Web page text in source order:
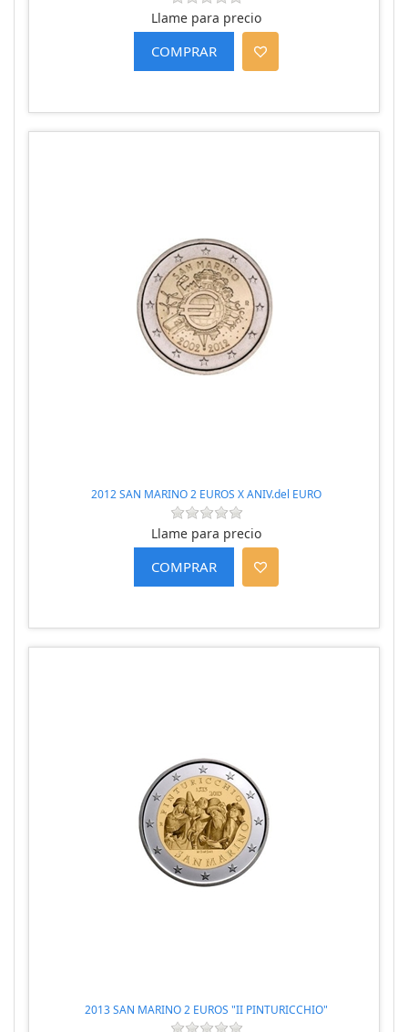
Llame para precio
2012 SAN MARINO 2 EUROS X ANIV.del EURO
Llame para precio
2013 SAN MARINO 2 EUROS "II PINTURICCHIO"